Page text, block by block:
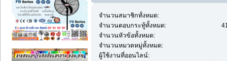
จำนวนสมาชิกทั้งหมด:
จำนวนตอบกระทู้ทั้งหมด:
จำนวนหัวข้อทั้งหมด:
จำนวนหมวดหมู่ทั้งหมด:
ผู้ใช้งานที่ออนไลน์: